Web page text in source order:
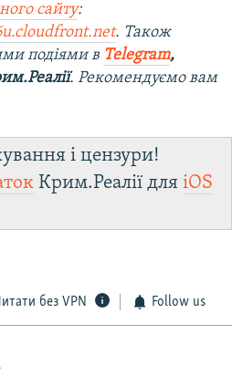
сайту:
. Також
подіями в Telegram,
. Рекомендуємо вам
і цензури!
Крим.Реалії для iOS
без VPN Follow us